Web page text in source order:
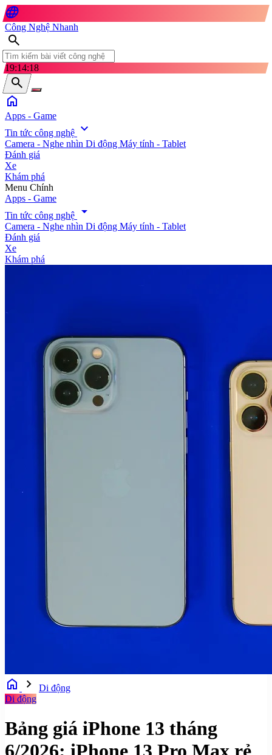
language
Công Nghệ Nhanh
search
19:14:19
search
home
Apps - Game
Tin tức công nghệ expand_more
Camera - Nghe nhìn Di động Máy tính - Tablet
Đánh giá
Xe
Khám phá
search
Menu Chính
Apps - Game
Tin tức công nghệ
arrow_drop_down
Camera - Nghe nhìn Di động Máy tính - Tablet
Đánh giá
Xe
Khám phá
home chevron_right
Di động
Di động
Bảng giá iPhone 13 tháng